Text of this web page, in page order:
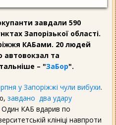
завдали 590
Запорізької області.
КАБами. 20 людей
автовокзал та
– "ЗаБор".
у Запоріжжі чули вибухи.
завдано два удару
Один КАБ вдарив по
клініці навпроти